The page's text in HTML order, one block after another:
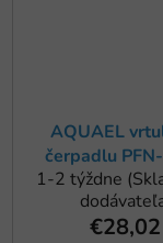
AQUAEL
čerpadlu
1-2 týždne
€28,02